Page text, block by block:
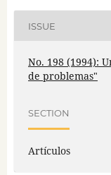
ISSUE
No. 198 (1994):
de problemas"
SECTION
Artículos